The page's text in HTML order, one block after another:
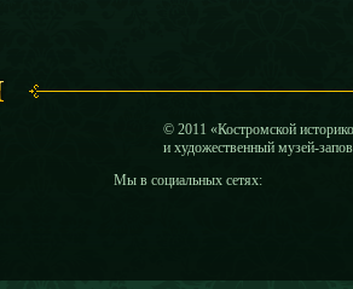
© 2011 «Костромской
и художественный музей-
Мы в социальных сетях: